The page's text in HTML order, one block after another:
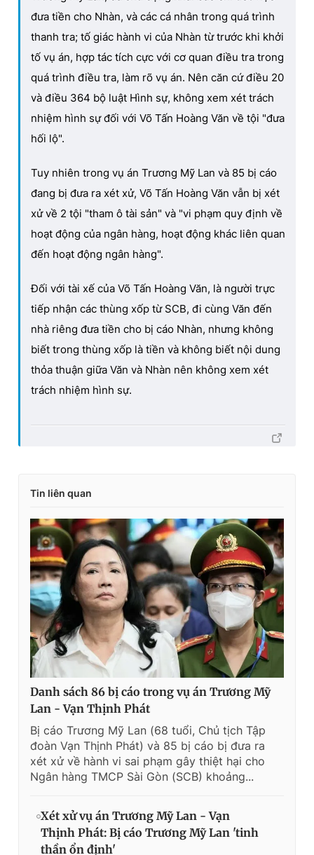
đưa tiền cho Nhàn, và các cá nhân trong quá trình
thanh tra; tố giác hành vi của Nhàn từ trước khi khởi
tố vụ án, hợp tác tích cực với cơ quan điều tra trong
quá trình điều tra, làm rõ vụ án. Nên căn cứ điều 20
và điều 364 bộ luật Hình sự, không xem xét trách
nhiệm hình sự đối với Võ Tấn Hoàng Văn về tội "đưa
hối lộ".
Tuy nhiên trong vụ án Trương Mỹ Lan và 85 bị cáo
đang bị đưa ra xét xử, Võ Tấn Hoàng Văn vẫn bị xét
xử về 2 tội "tham ô tài sản" và "vi phạm quy định về
hoạt động của ngân hàng, hoạt động khác liên quan
đến hoạt động ngân hàng".
Đối với tài xế của Võ Tấn Hoàng Văn, là người trực
tiếp nhận các thùng xốp từ SCB, đi cùng Văn đến
nhà riêng đưa tiền cho bị cáo Nhàn, nhưng không
biết trong thùng xốp là tiền và không biết nội dung
thỏa thuận giữa Văn và Nhàn nên không xem xét
trách nhiệm hình sự.
Tin liên quan
Danh sách 86 bị cáo trong vụ án Trương Mỹ
Lan - Vạn Thịnh Phát
Bị cáo Trương Mỹ Lan (68 tuổi, Chủ tịch Tập
đoàn Vạn Thịnh Phát) và 85 bị cáo bị đưa ra
xét xử về hành vi sai phạm gây thiệt hại cho
Ngân hàng TMCP Sài Gòn (SCB) khoảng...
Xét xử vụ án Trương Mỹ Lan - Vạn
Thịnh Phát: Bị cáo Trương Mỹ Lan 'tinh
thần ổn định'